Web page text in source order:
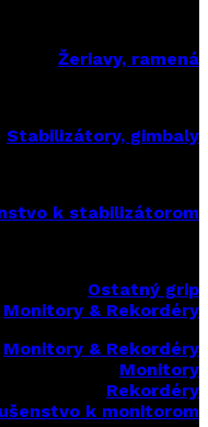
Žeriavy, ramená
Stabilizátory, gimbaly
k stabilizátorom
Ostatný grip
Monitory & Rekordéry
Monitory & Rekordéry
Monitory
Rekordéry
k monitorom